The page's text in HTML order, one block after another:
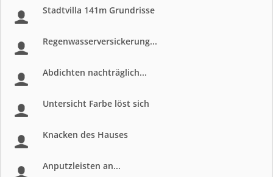
Stadtvilla 141m Grundrisse
Regenwasserversickerung...
Abdichten nachträglich...
Untersicht Farbe löst sich
Knacken des Hauses
Anputzleisten an...